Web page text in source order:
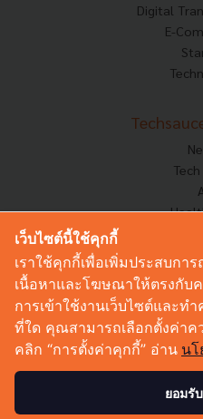
Digital
E-
Saucy
เว็บไซต์นี้ใช้คุกกี้
เราใช้คุกกี้เพื่อเพิ่มประสบกา
เนื้อหาและโฆษณาให้ตรงกับ
การเข้าใช้งานเว็บไซต์และท
ที่ใด คุณสามารถเลือกตั้งค่าค
คลิก “การตั้งค่าคุกกี้” อ่าน นโ
ยอมรั